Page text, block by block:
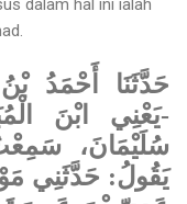
حَدَّثَنَا أَحْمَدُ
-يَعْنِي ابْنَ
سُلَيْمَانَ،
يَقُولُ: حَدَّثَنِي